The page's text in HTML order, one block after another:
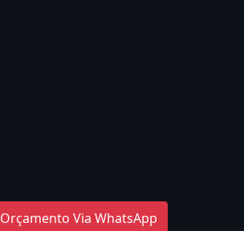
Orçamento Via WhatsApp